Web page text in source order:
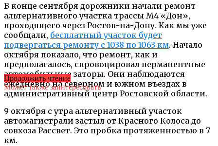
В конце сентября дорожники начали ремонт
альтернативного участка трассы М4 «Дон»,
проходящего через Ростов-на-Дону. Как мы уже
сообщали, бесплатный участок будет
подвергаться ремонту с 1038 по 1063 км. Начало
октября показало, что ремонт, как и
предполагалось, спровоцировал перманентные
автомобильные заторы. Они наблюдаются
ежедневно на северном и южном въездах в
административный центр Ростовской области.
9 октября с утра альтернативный участок
автомагистрали застыл от Красного Колоса до
совхоза Рассвет. Это пробка протяженностью в 7
км.
Продолжить чтение
Может также заинтересовать